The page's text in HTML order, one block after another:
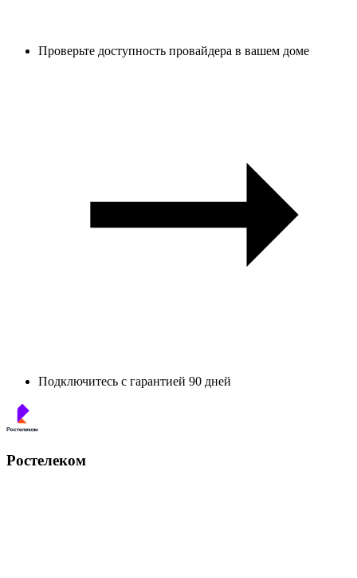
Проверьте доступность провайдера в вашем доме
Подключитесь с гарантией 90 дней
Ростелеком